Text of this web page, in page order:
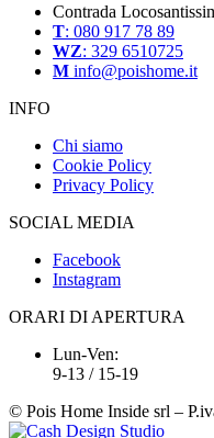
Contrada
T: 080 917 78 89
WZ: 329 6510725
M info@poishome.it
INFO
Chi siamo
Cookie Policy
Privacy Policy
SOCIAL MEDIA
Facebook
Instagram
ORARI DI APERTURA
Lun-Ven:
9-13 / 15-19
© Pois Home Inside srl –